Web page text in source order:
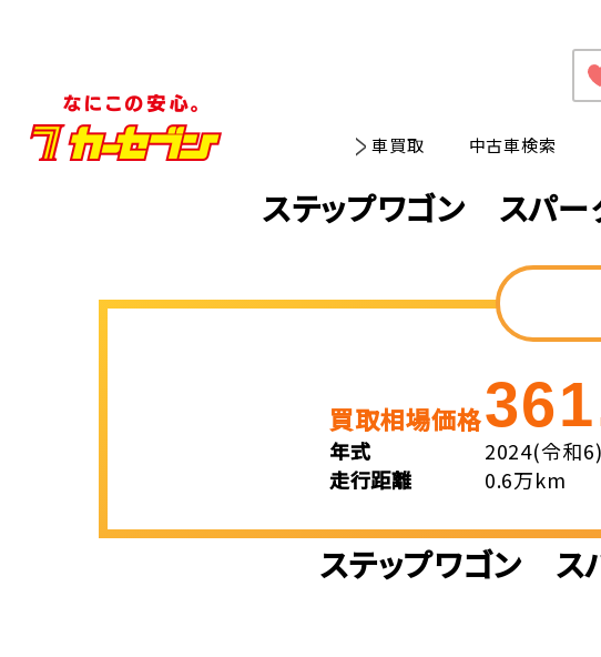
車買取 中古車検索
ステップワゴン スパ
買取相場価格
年式
2024(令和
走行距離
0.6万km
ステップワゴン